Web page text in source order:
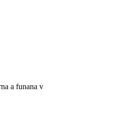
a funana v